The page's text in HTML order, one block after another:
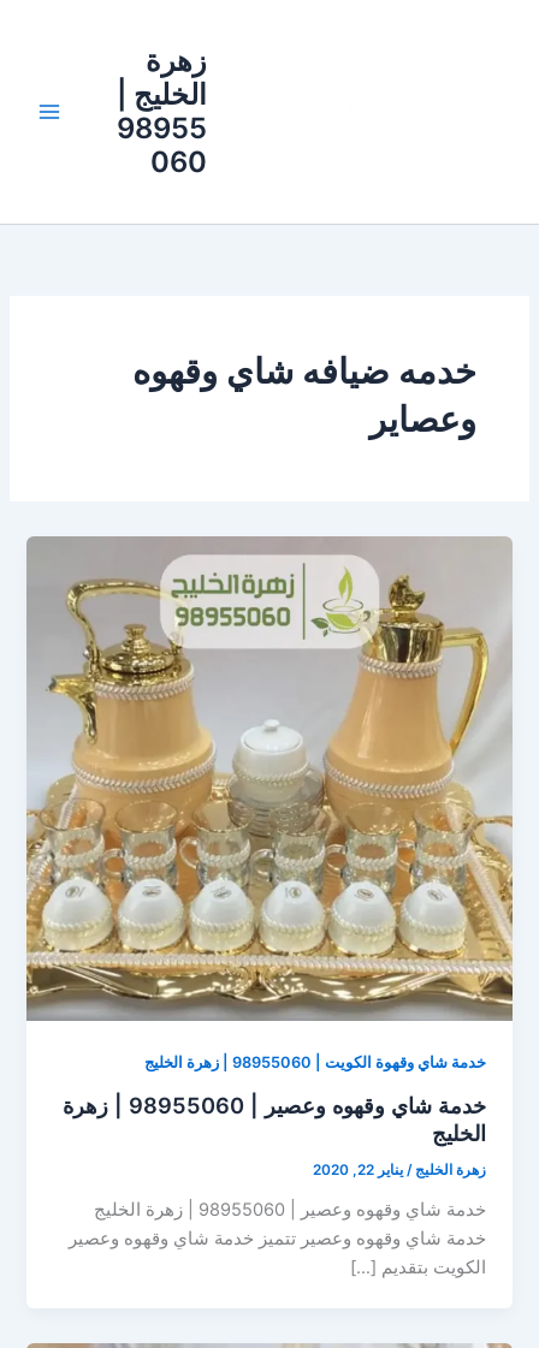
زهرة
الخليج |
98955
060
خدمه ضيافه شاي وقهوه
وعصاير
خدمة شاي وقهوة الكويت | 98955060 | زهرة الخليج
خدمة شاي وقهوه وعصير | 98955060 | زهرة
الخليج
زهرة الخليج/يناير 22, 2020
خدمة شاي وقهوه وعصير | 98955060 | زهرة الخليج
خدمة شاي وقهوه وعصير تتميز خدمة شاي وقهوه وعصير
الكويت بتقديم […]